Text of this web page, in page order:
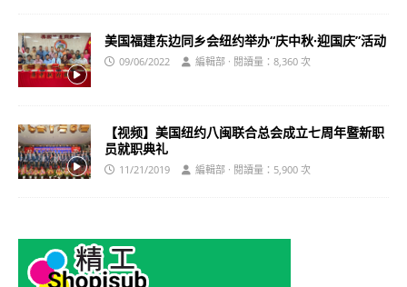
美国福建东边同乡会纽约举办“庆中秋·迎国庆”活动
09/06/2022 編輯部 · 閱讀量：8,360 次
【视频】美国纽约八闽联合总会成立七周年暨新职
员就职典礼
11/21/2019 編輯部 · 閱讀量：5,900 次